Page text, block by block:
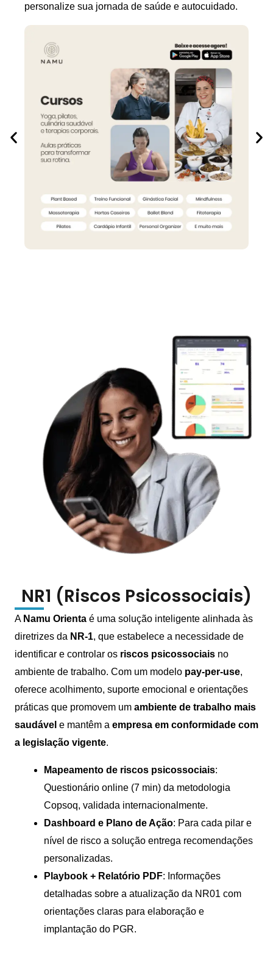
personalize sua jornada de saúde e autocuidado.
NR1 (Riscos Psicossociais)
A Namu Orienta é uma solução inteligente alinhada às
diretrizes da NR-1, que estabelece a necessidade de
identificar e controlar os riscos psicossociais no
ambiente de trabalho. Com um modelo pay-per-use,
oferece acolhimento, suporte emocional e orientações
práticas que promovem um ambiente de trabalho mais
saudável e mantêm a empresa em conformidade com
a legislação vigente.
Mapeamento de riscos psicossociais:
Questionário online (7 min) da metodologia
Copsoq, validada internacionalmente.
Dashboard e Plano de Ação: Para cada pilar e
nível de risco a solução entrega recomendações
personalizadas.
Playbook + Relatório PDF: Informações
detalhadas sobre a atualização da NR01 com
orientações claras para elaboração e
implantação do PGR.